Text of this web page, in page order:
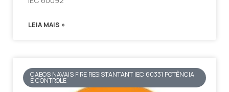
LEIA MAIS »
CABOS NAVAIS FIRE RESISTANTANT IEC 60331 POTÊNCIA
E CONTROLE